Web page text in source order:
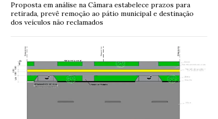
Proposta em análise na Câmara estabelece prazos para
retirada, prevê remoção ao pátio municipal e destinação
dos veículos não reclamados